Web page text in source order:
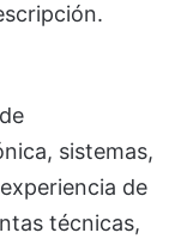
sistemas,
de
técnicas,